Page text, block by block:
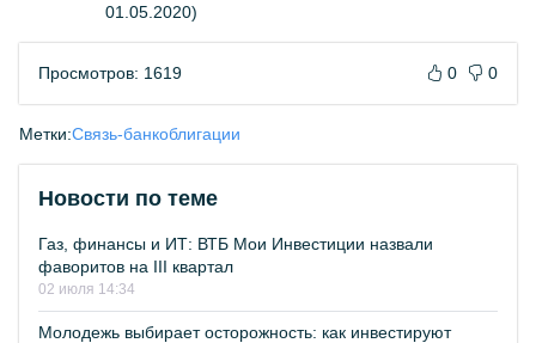
01.05.2020)
Просмотров: 1619 0 0
Метки:Связь-банкоблигации
Новости по теме
Газ, финансы и ИТ: ВТБ Мои Инвестиции назвали
фаворитов на III квартал
02 июля 14:34
Молодежь выбирает осторожность: как инвестируют